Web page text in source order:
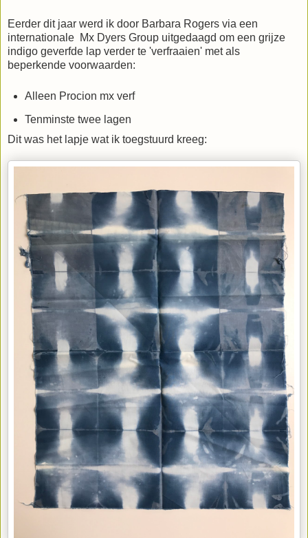
Eerder dit jaar werd ik door Barbara Rogers via een
internationale Mx Dyers Group uitgedaagd om een grijze
indigo geverfde lap verder te 'verfraaien' met als
beperkende voorwaarden:
Alleen Procion mx verf
Tenminste twee lagen
Dit was het lapje wat ik toegstuurd kreeg: